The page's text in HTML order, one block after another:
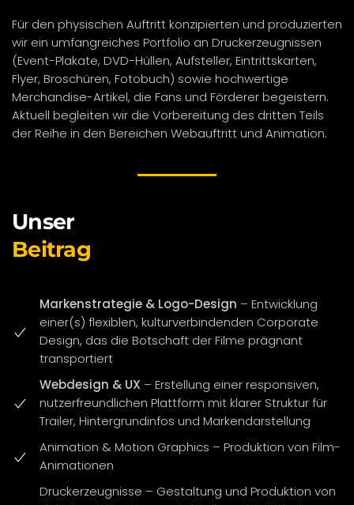
Für den physischen Auftritt konzipierten und produzierten
wir ein umfangreiches Portfolio an Druckerzeugnissen
(Event-Plakate, DVD-Hüllen, Aufsteller, Eintrittskarten,
Flyer, Broschüren, Fotobuch) sowie hochwertige
Merchandise-Artikel, die Fans und Förderer begeistern.
Aktuell begleiten wir die Vorbereitung des dritten Teils
der Reihe in den Bereichen Webauftritt und Animation.
Unser
Beitrag
Markenstrategie & Logo-Design – Entwicklung
einer(s) flexiblen, kulturverbindenden Corporate
Design, das die Botschaft der Filme prägnant
transportiert
Webdesign & UX – Erstellung einer responsiven,
nutzerfreundlichen Plattform mit klarer Struktur für
Trailer, Hintergrundinfos und Markendarstellung
Animation & Motion Graphics – Produktion von Film-
Animationen
Druckerzeugnisse – Gestaltung und Produktion von